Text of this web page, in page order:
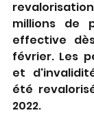
millions de
effective
février. Les
et
été
2022.